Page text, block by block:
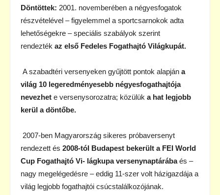
Döntöttek: 2001. novemberében a négyesfogatok
részvételével – figyelemmel a sportcsarnokok adta
lehetőségekre – speciális szabályok szerint
rendezték az első Fedeles Fogathajtó Világkupát.
A szabadtéri versenyeken gyűjtött pontok alapján a
világ 10 legeredményesebb négyesfogathajtója
nevezhet e versenysorozatra; közülük a hat legjobb
kerül a döntőbe.
2007-ben Magyarország sikeres próbaversenyt
rendezett és 2008-tól Budapest bekerült a FEI World
Cup Fogathajtó Vi- lágkupa versenynaptárábaés –
nagy megelégedésre – eddig 11-szer volt házigazdája a
világ legjobb fogathajtói csúcstalálkozójának.